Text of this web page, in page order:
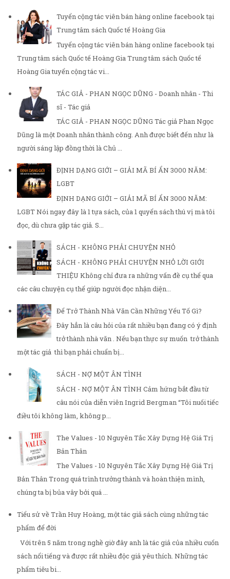
Tuyển cộng tác viên bán hàng online facebook tại
Trung tâm sách Quốc tế Hoàng Gia
Tuyển cộng tác viên bán hàng online facebook tại
Trung tâm sách Quốc tế Hoàng Gia Trung tâm sách Quốc tế
Hoàng Gia tuyển cộng tác vi...
TÁC GIẢ - PHAN NGỌC DŨNG - Doanh nhân - Thi
sĩ - Tác giả
TÁC GIẢ - PHAN NGỌC DŨNG Tác giả Phan Ngọc
Dũng là một Doanh nhân thành công. Anh được biết đến như là
người sáng lập đồng thời là Chủ ...
ĐỊNH DẠNG GIỚI – GIẢI MÃ BÍ ẨN 3000 NĂM:
LGBT
ĐỊNH DẠNG GIỚI – GIẢI MÃ BÍ ẨN 3000 NĂM:
LGBT Nói ngay đây là 1 tựa sách, của 1 quyển sách thú vị mà tôi
đọc, dù chưa gặp tác giả. S...
SÁCH - KHÔNG PHẢI CHUYỆN NHỎ
SÁCH - KHÔNG PHẢI CHUYỆN NHỎ LỜI GIỚI
THIỆU Không chỉ đưa ra những vấn đề cụ thể qua
các câu chuyện cụ thể giúp người đọc nhận diện...
Để Trở Thành Nhà Văn Cần Những Yếu Tố Gì?
Đây hẳn là câu hỏi của rất nhiều bạn đang có ý định
trở thành nhà văn . Nếu bạn thực sự muốn trở thành
một tác giả thì bạn phải chuẩn bị...
SÁCH - NỢ MỘT ÂN TÌNH
SÁCH - NỢ MỘT ÂN TÌNH Cảm hứng bắt đầu từ
câu nói của diễn viên Ingrid Bergman “Tôi nuối tiếc
điều tôi không làm, không p...
The Values - 10 Nguyên Tắc Xây Dựng Hệ Giá Trị
Bản Thân
The Values - 10 Nguyên Tắc Xây Dựng Hệ Giá Trị
Bản Thân Trong quá trình trưởng thành và hoàn thiện mình,
chúng ta bị bủa vây bởi quá ...
Tiểu sử về Trần Huy Hoàng, một tác giả sách cùng những tác
phẩm để đời
Với trên 5 năm trong nghề giờ đây anh là tác giả của nhiều cuốn
sách nổi tiếng và được rất nhiều độc giả yêu thích. Những tác
phẩm tiêu bi...